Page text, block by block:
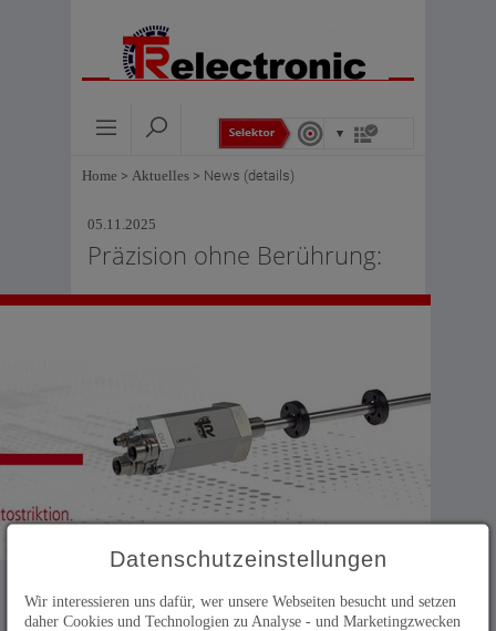
Home > Aktuelles > News (details)
05.11.2025
Präzision ohne Berührung:
Magnetostriktion.
Datenschutzeinstellungen
Wir interessieren uns dafür, wer unsere Webseiten besucht und setzen
daher Cookies und Technologien zu Analyse - und Marketingzwecken